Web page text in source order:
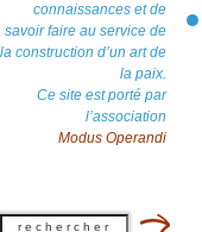
connaissances et de
savoir faire au service de
la construction d’un art de
la paix.
Ce site est porté par
l’association
Modus Operandi